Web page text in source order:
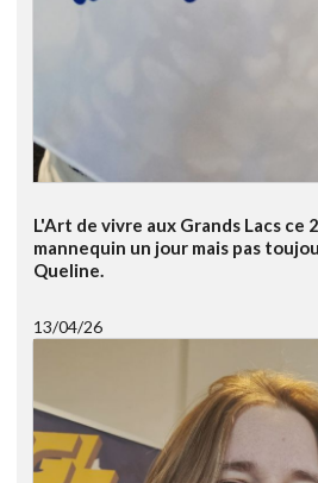
L'Art de vivre aux Grands Lacs ce
mannequin un jour mais pas
Queline.
13/04/26